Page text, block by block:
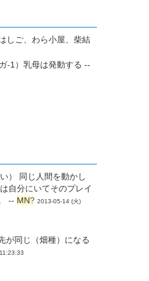
しご、わら小屋、柴結
-1）乳母は発動する --
） 同じ人間を動かし
自分にいてそのプレイ
-- MN? 2013-05-14 (火)
が同じ（畑種）になる